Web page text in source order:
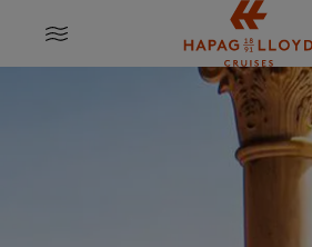
Springe zum Hauptinhalt
MENU